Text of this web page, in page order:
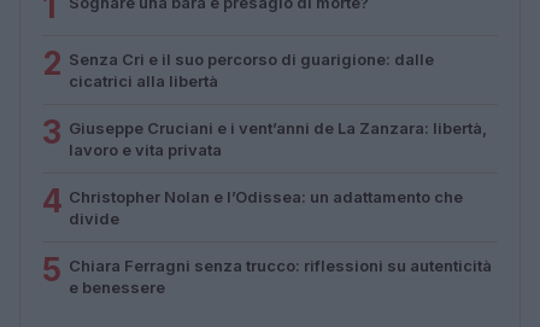
2 Senza Cri e il suo percorso di guarigione: dalle
cicatrici alla libertà
3 Giuseppe Cruciani e i vent’anni de La Zanzara: libertà,
lavoro e vita privata
4 Christopher Nolan e l’Odissea: un adattamento che
divide
5 Chiara Ferragni senza trucco: riflessioni su autenticità
e benessere